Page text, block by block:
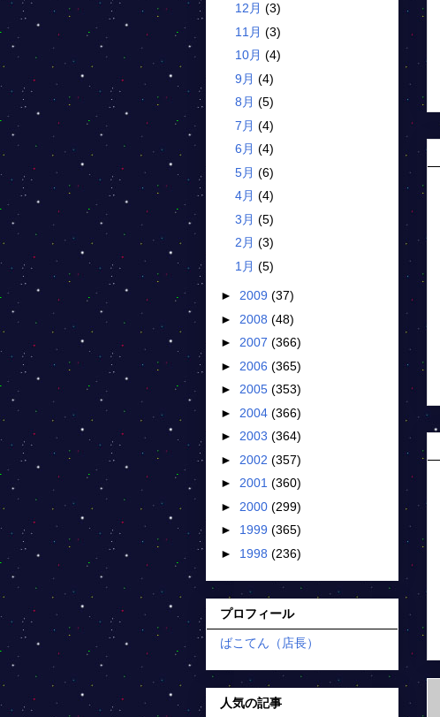
12月 (3)
11月 (3)
10月 (4)
9月 (4)
8月 (5)
7月 (4)
6月 (4)
5月 (6)
4月 (4)
3月 (5)
2月 (3)
1月 (5)
► 2009 (37)
► 2008 (48)
► 2007 (366)
► 2006 (365)
► 2005 (353)
► 2004 (366)
► 2003 (364)
► 2002 (357)
► 2001 (360)
► 2000 (299)
► 1999 (365)
► 1998 (236)
プロフィール
ばこてん（店長）
人気の記事